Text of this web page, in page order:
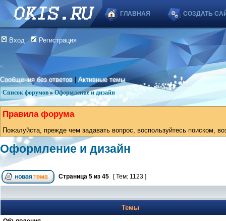
ГЛАВНАЯ СОЗДАТЬ
Вход Регистрация
Сообщения без ответов |Активные темы
Список форумов » Оформление и дизайн
Правила форума
Пожалуйста, прежде чем задавать вопрос, воспользуйтесь поиском,
Оформление и дизайн
Страница 5 из 45 [ Тем: 1123 ]
Темы